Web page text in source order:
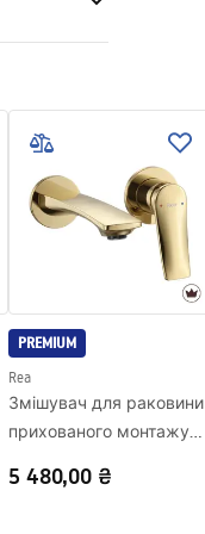
PREMIUM
Rea
Змішувач для раковини
прихованого монтажу
5 480,00 ₴